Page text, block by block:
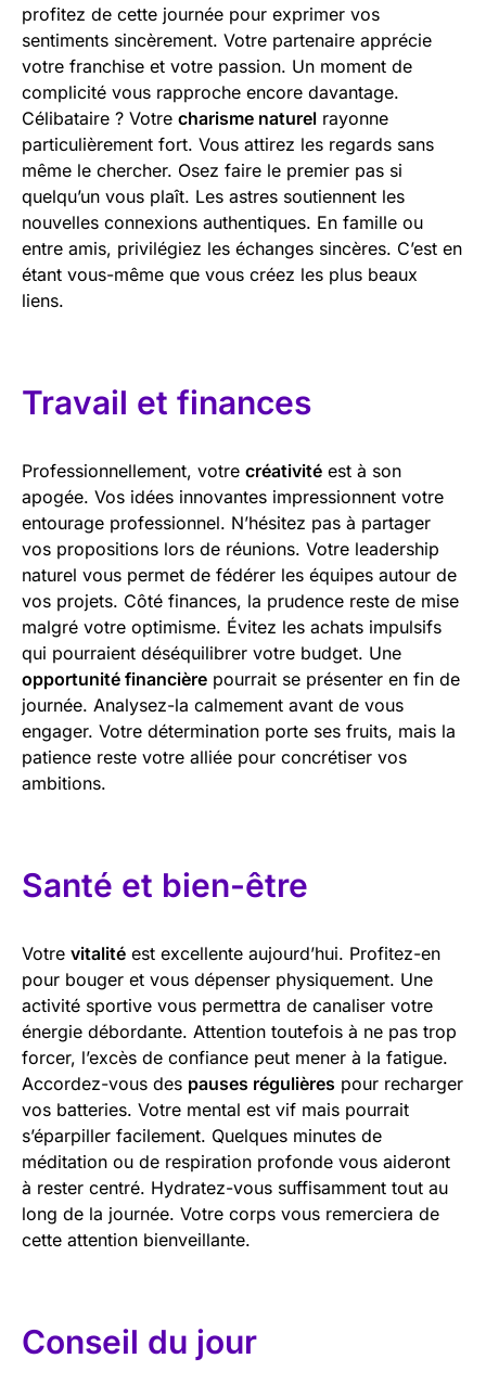
profitez de cette journée pour exprimer vos
sentiments sincèrement. Votre partenaire apprécie
votre franchise et votre passion. Un moment de
complicité vous rapproche encore davantage.
Célibataire ? Votre charisme naturel rayonne
particulièrement fort. Vous attirez les regards sans
même le chercher. Osez faire le premier pas si
quelqu’un vous plaît. Les astres soutiennent les
nouvelles connexions authentiques. En famille ou
entre amis, privilégiez les échanges sincères. C’est en
étant vous-même que vous créez les plus beaux
liens.
Travail et finances
Professionnellement, votre créativité est à son
apogée. Vos idées innovantes impressionnent votre
entourage professionnel. N’hésitez pas à partager
vos propositions lors de réunions. Votre leadership
naturel vous permet de fédérer les équipes autour de
vos projets. Côté finances, la prudence reste de mise
malgré votre optimisme. Évitez les achats impulsifs
qui pourraient déséquilibrer votre budget. Une
opportunité financière pourrait se présenter en fin de
journée. Analysez-la calmement avant de vous
engager. Votre détermination porte ses fruits, mais la
patience reste votre alliée pour concrétiser vos
ambitions.
Santé et bien-être
Votre vitalité est excellente aujourd’hui. Profitez-en
pour bouger et vous dépenser physiquement. Une
activité sportive vous permettra de canaliser votre
énergie débordante. Attention toutefois à ne pas trop
forcer, l’excès de confiance peut mener à la fatigue.
Accordez-vous des pauses régulières pour recharger
vos batteries. Votre mental est vif mais pourrait
s’éparpiller facilement. Quelques minutes de
méditation ou de respiration profonde vous aideront
à rester centré. Hydratez-vous suffisamment tout au
long de la journée. Votre corps vous remerciera de
cette attention bienveillante.
Conseil du jour